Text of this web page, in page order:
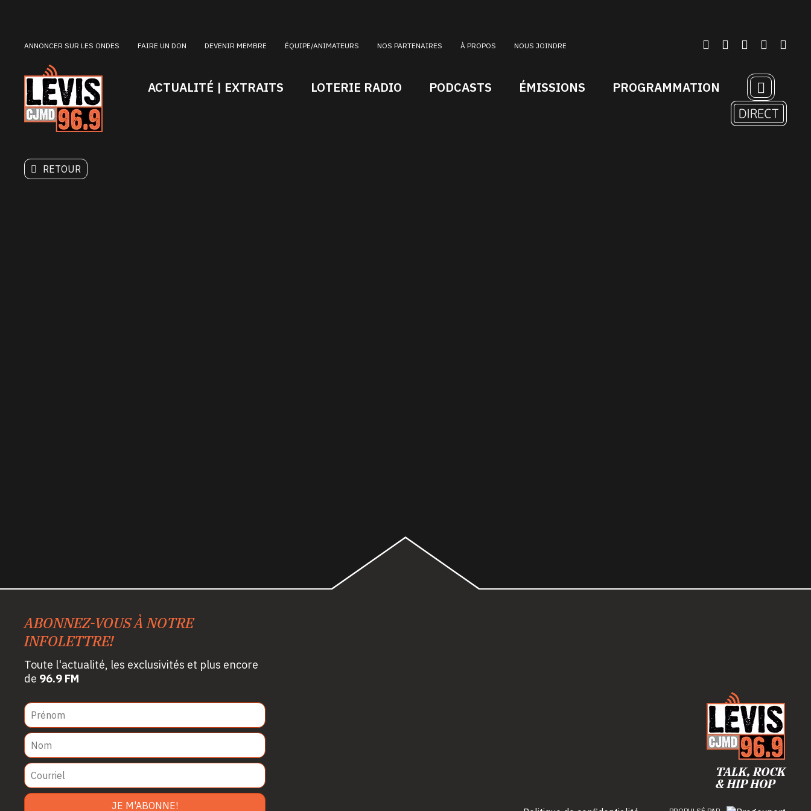
ANNONCER SUR LES ONDES FAIRE UN DON DEVENIR MEMBRE ÉQUIPE/ANIMATEURS NOS PARTENAIRES À PROPOS NOUS JOINDRE
ACTUALITÉ | EXTRAITS LOTERIE RADIO PODCASTS ÉMISSIONS PROGRAMMATION
RETOUR
ABONNEZ-VOUS À NOTRE
INFOLETTRE!
Toute l'actualité, les exclusivités et plus encore
de 96.9 FM
JE M'ABONNE!